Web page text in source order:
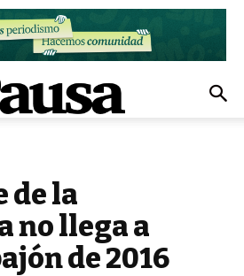
de la
no llega a
de 2016